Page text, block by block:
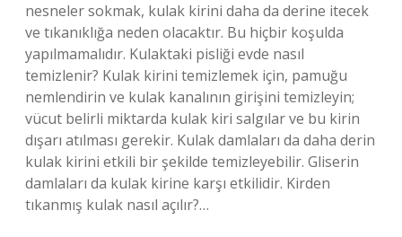
nesneler sokmak, kulak kirini daha da derine itecek
ve tıkanıklığa neden olacaktır. Bu hiçbir koşulda
yapılmamalıdır. Kulaktaki pisliği evde nasıl
temizlenir? Kulak kirini temizlemek için, pamuğu
nemlendirin ve kulak kanalının girişini temizleyin;
vücut belirli miktarda kulak kiri salgılar ve bu kirin
dışarı atılması gerekir. Kulak damlaları da daha derin
kulak kirini etkili bir şekilde temizleyebilir. Gliserin
damlaları da kulak kirine karşı etkilidir. Kirden
tıkanmış kulak nasıl açılır?…